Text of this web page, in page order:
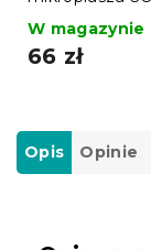
ciemnoszare
W magazynie
66 zł
Opis Opinie